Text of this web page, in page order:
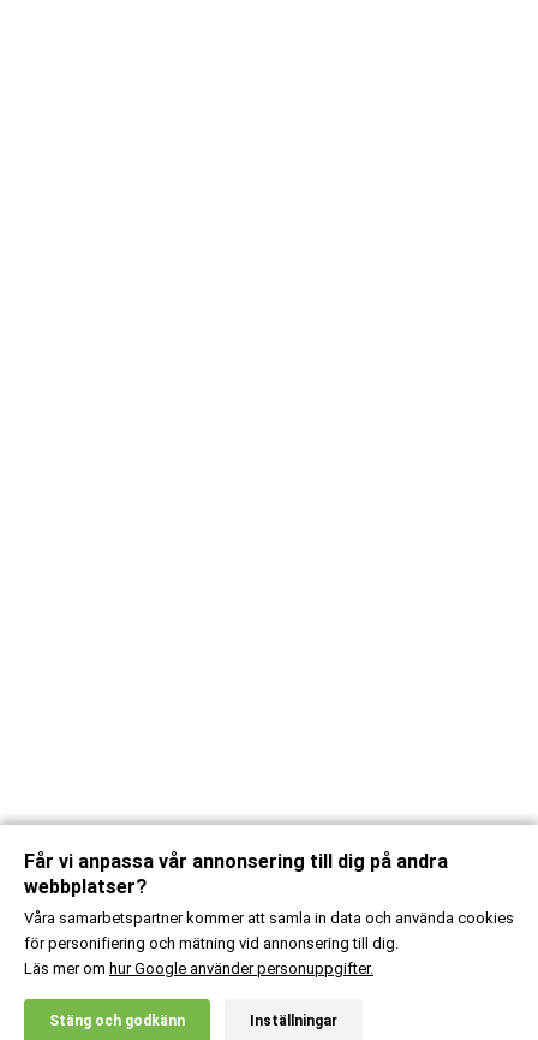
20% RABATT!
X
Får vi anpassa vår annonsering till dig på andra
webbplatser?
Våra samarbetspartner kommer att samla in data och använda cookies
för personifiering och mätning vid annonsering till dig.
Läs mer om hur Google använder personuppgifter.
Stäng och godkänn Inställningar